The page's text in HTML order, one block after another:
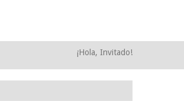
¡Hola, Invitado!